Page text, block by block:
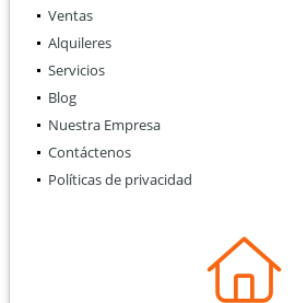
Ventas
Alquileres
Servicios
Blog
Nuestra Empresa
Contáctenos
Políticas de privacidad